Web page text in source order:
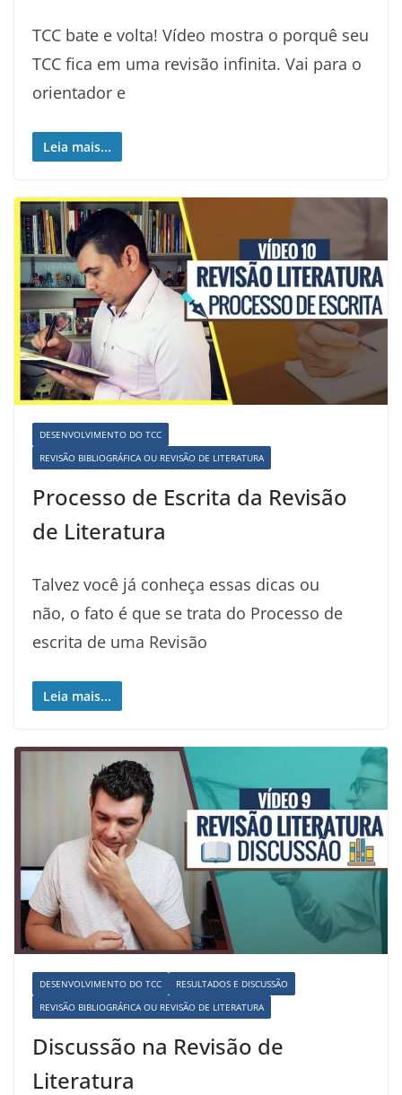
TCC bate e volta! Vídeo mostra o porquê seu
TCC fica em uma revisão infinita. Vai para o
orientador e
Leia mais...
DESENVOLVIMENTO DO TCC
REVISÃO BIBLIOGRÁFICA OU REVISÃO DE LITERATURA
Processo de Escrita da Revisão
de Literatura
Talvez você já conheça essas dicas ou
não, o fato é que se trata do Processo de
escrita de uma Revisão
Leia mais...
DESENVOLVIMENTO DO TCC
RESULTADOS E DISCUSSÃO
REVISÃO BIBLIOGRÁFICA OU REVISÃO DE LITERATURA
Discussão na Revisão de
Literatura